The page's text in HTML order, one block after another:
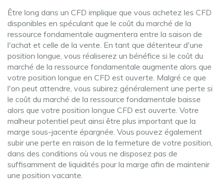
Être long dans un CFD implique que vous achetez les CFD
disponibles en spéculant que le coût du marché de la
ressource fondamentale augmentera entre la saison de
l'achat et celle de la vente. En tant que détenteur d'une
position longue, vous réaliserez un bénéfice si le coût du
marché de la ressource fondamentale augmente alors que
votre position longue en CFD est ouverte. Malgré ce que
l'on peut attendre, vous subirez généralement une perte si
le coût du marché de la ressource fondamentale baisse
alors que votre position longue CFD est ouverte. Votre
malheur potentiel peut ainsi être plus important que la
marge sous-jacente épargnée. Vous pouvez également
subir une perte en raison de la fermeture de votre position,
dans des conditions où vous ne disposez pas de
suffisamment de liquidités pour la marge afin de maintenir
une position vacante.